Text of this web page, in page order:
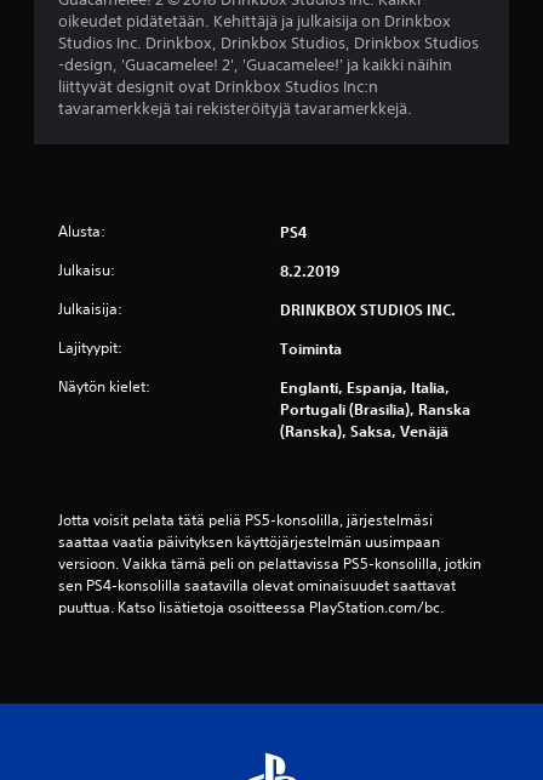
v
s
u
)
oikeudet pidätetään. Kehittäjä ja julkaisija on Drinkbox
Studios Inc. Drinkbox, Drinkbox Studios, Drinkbox Studios
-design, 'Guacamelee! 2', 'Guacamelee!' ja kaikki näihin
liittyvät designit ovat Drinkbox Studios Inc:n
tavaramerkkejä tai rekisteröityjä tavaramerkkejä.
Alusta: PS4
Julkaisu: 8.2.2019
Julkaisija: DRINKBOX STUDIOS INC.
Lajityypit: Toiminta
Näytön kielet:
Englanti, Espanja, Italia,
Portugali (Brasilia), Ranska
(Ranska), Saksa, Venäjä
Jotta voisit pelata tätä peliä PS5-konsolilla, järjestelmäsi
saattaa vaatia päivityksen käyttöjärjestelmän uusimpaan
versioon. Vaikka tämä peli on pelattavissa PS5-konsolilla, jotkin
sen PS4-konsolilla saatavilla olevat ominaisuudet saattavat
puuttua. Katso lisätietoja osoitteessa PlayStation.com/bc.